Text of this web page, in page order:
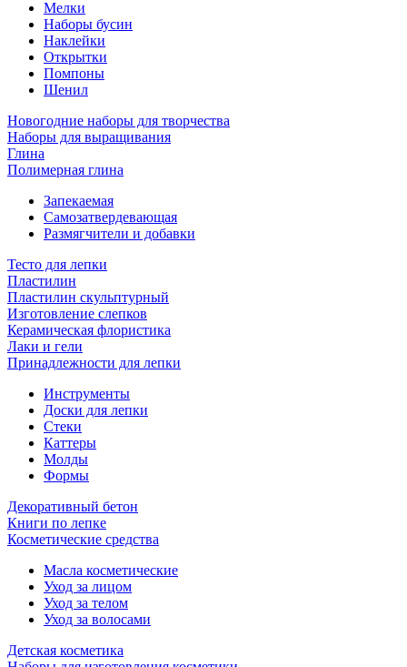
Мелки
Наборы бусин
Наклейки
Открытки
Помпоны
Шенил
Новогодние наборы для творчества
Наборы для выращивания
Глина
Полимерная глина
Запекаемая
Самозатвердевающая
Размягчители и добавки
Тесто для лепки
Пластилин
Пластилин скульптурный
Изготовление слепков
Керамическая флористика
Лаки и гели
Принадлежности для лепки
Инструменты
Доски для лепки
Стеки
Каттеры
Молды
Формы
Декоративный бетон
Книги по лепке
Косметические средства
Масла косметические
Уход за лицом
Уход за телом
Уход за волосами
Детская косметика